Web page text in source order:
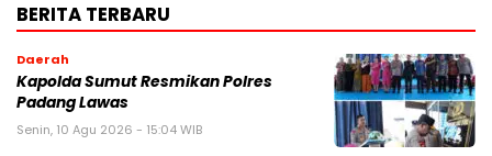
BERITA TERBARU
Daerah
Kapolda Sumut Resmikan Polres
Padang Lawas
Senin, 10 Agu 2026 - 15:04 WIB